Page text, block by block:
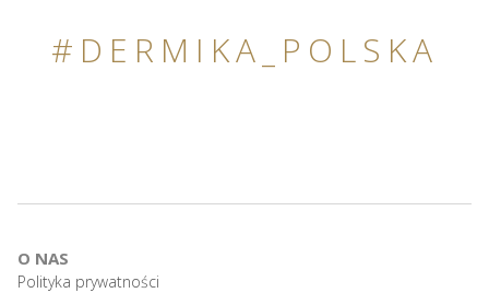
#DERMIKA_POLSKA
O NAS
Polityka prywatności